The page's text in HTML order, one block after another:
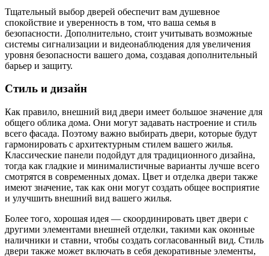
Тщательный выбор дверей обеспечит вам душевное
спокойствие и уверенность в том, что ваша семья в
безопасности. Дополнительно, стоит учитывать возможные
системы сигнализации и видеонаблюдения для увеличения
уровня безопасности вашего дома, создавая дополнительный
барьер и защиту.
Стиль и дизайн
Как правило, внешний вид двери имеет большое значение для
общего облика дома. Они могут задавать настроение и стиль
всего фасада. Поэтому важно выбирать двери, которые будут
гармонировать с архитектурным стилем вашего жилья.
Классические панели подойдут для традиционного дизайна,
тогда как гладкие и минималистичные варианты лучше всего
смотрятся в современных домах. Цвет и отделка двери также
имеют значение, так как они могут создать общее восприятие
и улучшить внешний вид вашего жилья.
Более того, хорошая идея — скоординировать цвет двери с
другими элементами внешней отделки, такими как оконные
наличники и ставни, чтобы создать согласованный вид. Стиль
двери также может включать в себя декоративные элементы,